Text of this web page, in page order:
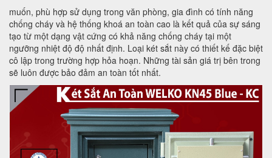
muốn, phù hợp sử dụng trong văn phòng, gia đình có tính năng
chống cháy và hệ thống khoá an toàn cao là kết quả của sự sáng
tạo từ một dạng vật cứng có khả năng chống cháy tại một
ngưỡng nhiệt độ độ nhất định. Loại két sắt này có thiết kế đặc biệt
cô lập trong trường hợp hỏa hoạn. Những tài sản giá trị bên trong
sẽ luôn được bảo đảm an toàn tốt nhất.